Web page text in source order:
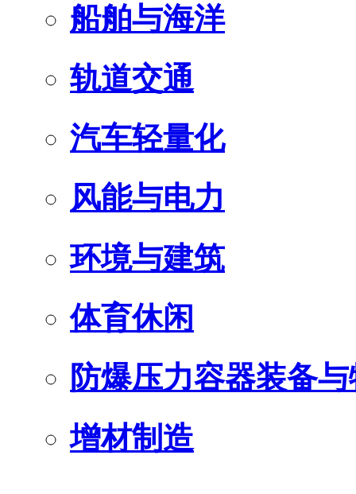
船舶与海洋
轨道交通
汽车轻量化
风能与电力
环境与建筑
体育休闲
防爆压力容器装备
增材制造